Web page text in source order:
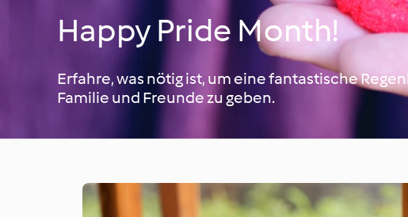
Happy Pride Month!
Erfahre, was nötig ist, um eine fantastische
Familie und Freunde zu geben.